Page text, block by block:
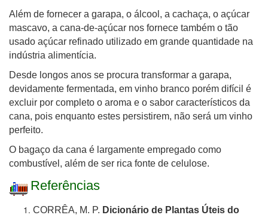
Além de fornecer a garapa, o álcool, a cachaça, o açúcar
mascavo, a cana-de-açúcar nos fornece também o tão
usado açúcar refinado utilizado em grande quantidade na
indústria alimentícia.
Desde longos anos se procura transformar a garapa,
devidamente fermentada, em vinho branco porém difícil é
excluir por completo o aroma e o sabor característicos da
cana, pois enquanto estes persistirem, não será um vinho
perfeito.
O bagaço da cana é largamente empregado como
combustível, além de ser rica fonte de celulose.
Referências
CORRÊA, M. P. Dicionário de Plantas Úteis do